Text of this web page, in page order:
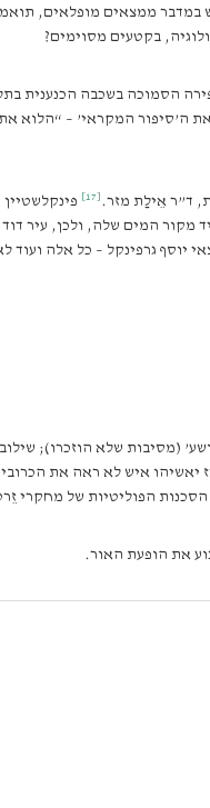
ממצאים מופלאים,
בקטעים מסוימים?
הסמוכה בשכבה הכנענית
ה’סיפור המקראי’ – “הלוא
ד”ר אֵילַת מזר. [17]
ומבין שעיר קדומה צמחה ליד מקור המים
גרפינקל – כל אלה ועוד
(מסיבות שלא הוזכרו);
איש לא ראה את
הפוליטיות של מחקרי
את הופעת האור.